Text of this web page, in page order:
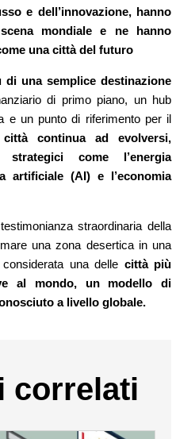
e dell’innovazione, hanno
mondiale e ne hanno
una città del futuro
una semplice destinazione
di primo piano, un hub
e un punto di riferimento per il
continua ad evolversi,
come l’energia
artificiale (AI) e l’economia
straordinaria della
una zona desertica in una
considerata una delle città più
al mondo, un modello di
a livello globale.
correlati